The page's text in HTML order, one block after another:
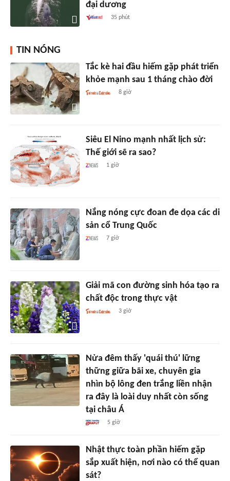
đại dương
35 phút
TIN NÓNG
Tắc kè hai đầu hiếm gặp phát triển
khỏe mạnh sau 1 tháng chào đời
8 giờ
Siêu El Nino mạnh nhất lịch sử:
Thế giới sẽ ra sao?
1 giờ
Nắng nóng cực đoan đe dọa các di
sản cổ Trung Quốc
7 giờ
Giải mã con đường sinh hóa tạo ra
chất độc trong thực vật
3 giờ
Nửa đêm thấy 'quái thú' lững
thững giữa bãi xe, chuyên gia
nhìn bộ lông đen trắng liền nhận
ra đây là loài duy nhất còn sống
tại châu Á
5 giờ
Nhật thực toàn phần hiếm gặp
sắp xuất hiện, nơi nào có thể quan
sát?